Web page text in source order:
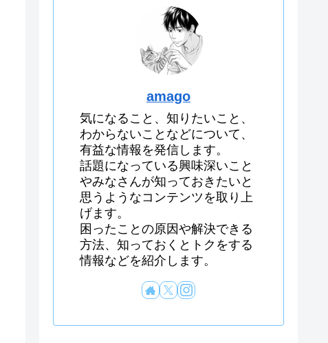
amago
気になること、知りたいこと、
わからないことなどについて、
有益な情報を発信します。
話題になっている興味深いこと
やみなさんが知っておきたいと
思うようなコンテンツを取り上
げます。
困ったことの原因や解決できる
方法、知っておくとトクをする
情報などを紹介します。